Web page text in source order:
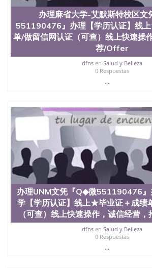
University）圣何塞州立大学毕业证（
University）圣何塞州立大学毕业证（
University）圣何塞州立大学成绩单（
University）圣何塞州立大学成绩单（
University）圣何塞州立大学成绩单（
University）成绩单圣何塞州立大学文
State University）圣何塞州立大学（
University）圣何塞州立大学（San
University）圣何塞州立大学（ San
University）圣何塞州立大学文凭（San
University）圣何塞州立大学文凭（San
University）文凭圣何塞州立大学文凭
State University）圣何塞州立大学学
State University）圣何塞州立大学学
State University）圣何塞州立大学学
State University）圣 塞州立大学学历（
State University）圣何塞州立大学（
University）圣何塞州立大学（San
University）圣何塞州立大学（San
University）圣何塞州立大学（San
University）圣何塞州立大学学位证（
University）圣何塞州立大学学位证（
University）圣何塞州立大学学位证（
University）圣何塞州立大学（San
University）圣何塞州立大学（San
办理麻省大学-艾默斯特校区文
551190476』办理【学历认证】线
单/做留信网认证（可查）线上快速操
荐/Offer
dfnsen Salud y Belleza
0 Respuestas
...
办理UNM文凭『Q◆微551190476』
学【学历认证】线上★毕业证＋成绩
（可查）线上快速操作，诚信经营
dfnsen Salud y Belleza
0 Respuestas
...